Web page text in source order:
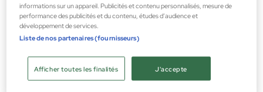
informations sur un appareil. Publicités et contenu personnalisés, mesure de
performance des publicités et du contenu, études d’audience et
développement de services.
Liste de nos partenaires (fournisseurs)
J'accepte
Afficher toutes les finalités